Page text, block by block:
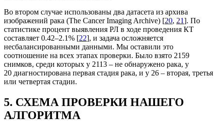
Во втором случае использованы два датасета из архива
изображений рака (The Cancer Imaging Archive) [20, 21]. По
статистике процент выявления РЛ в ходе проведения КТ
составляет 0.42–2.1% [22], и задача осложняется
несбалансированными данными. Мы оставили это
соотношение на всех этапах проверки. Было взято 2159
снимков, среди которых у 2113 – не обнаружено рака, у
20 диагностирована первая стадия рака, и у 26 – вторая, третья
или четвертая стадии.
5. СХЕМА ПРОВЕРКИ НАШЕГО
АЛГОРИТМА